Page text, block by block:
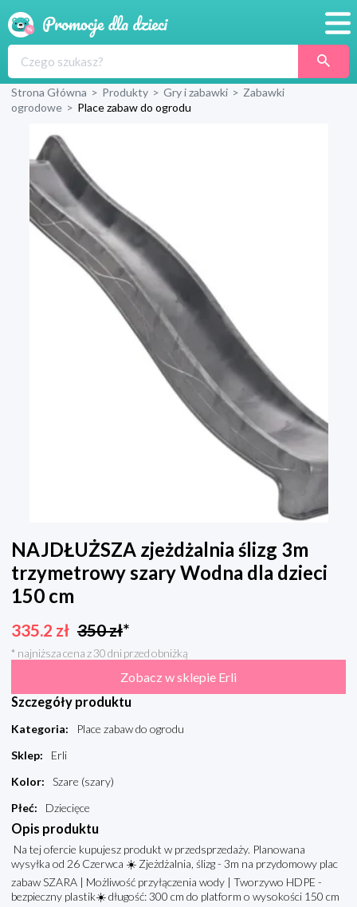
Produkty
Strona Główna > Produkty > Gry i zabawki > Zabawki
ogrodowe > Place zabaw do ogrodu
NAJDŁUŻSZA zjeżdżalnia ślizg 3m
trzymetrowy szary Wodna dla dzieci
150 cm
335.2 zł 350zł*
* najniższa cena z 30 dni przed obniżką
Zobacz w sklepie Erli
Szczegóły produktu
Kategoria:
Place zabaw do ogrodu
Sklep:
Erli
Kolor:
Szare (szary)
Płeć: Dziecięce
Opis produktu
Na tej ofercie kupujesz produkt w przedsprzedaży. Planowana
wysyłka od 26 Czerwca ☀️ Zjeżdżalnia, ślizg - 3m na przydomowy plac
zabaw SZARA | Możliwość przyłączenia wody | Tworzywo HDPE -
bezpieczny plastik☀️ długość: 300 cm do platform o wysokości 150 cm